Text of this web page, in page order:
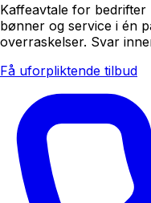
Kaffeavtale for bedrifter
bønner og service i én
overraskelser. Svar
Få uforpliktende tilbud